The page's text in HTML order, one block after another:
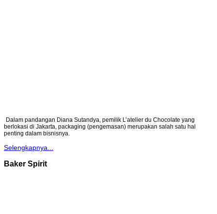
Dalam pandangan Diana Sutandya, pemilik L’atelier du Chocolate yang
berlokasi di Jakarta, packaging (pengemasan) merupakan salah satu hal
penting dalam bisnisnya.
Selengkapnya...
Baker Spirit